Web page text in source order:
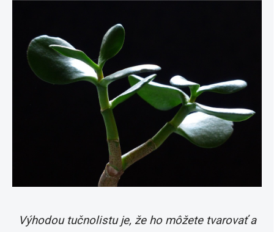
Výhodou tučnolistu je, že ho môžete tvarovať a